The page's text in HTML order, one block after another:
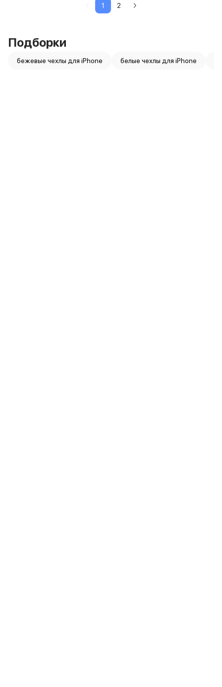
1 2
Подборки
бежевые чехлы для iPhone белые чехлы для iPhone